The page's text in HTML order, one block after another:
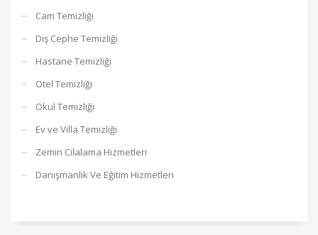
Cam Temizliği
Dış Cephe Temizliği
Hastane Temizliği
Otel Temizliği
Okul Temizliği
Ev ve Villa Temizliği
Zemin Cilalama Hizmetleri
Danışmanlık Ve Eğitim Hizmetleri